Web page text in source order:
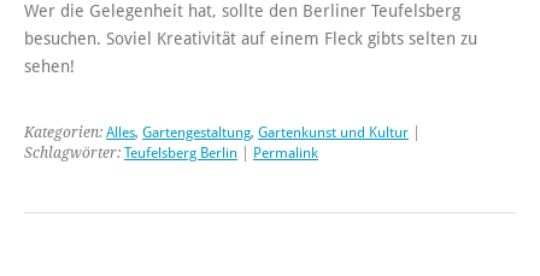
Wer die Gelegenheit hat, sollte den Berliner Teufelsberg
besuchen. Soviel Kreativität auf einem Fleck gibts selten zu
sehen!
Kategorien: Alles, Gartengestaltung, Gartenkunst und Kultur
Schlagwörter: Teufelsberg Berlin Permalink